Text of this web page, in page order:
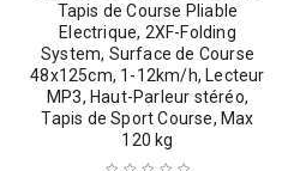
Tapis de Course Pliable
Electrique, 2XF-Folding
System, Surface de Course
48x125cm, 1-12km/h, Lecteur
MP3, Haut-Parleur stéréo,
Tapis de Sport Course, Max
120 kg